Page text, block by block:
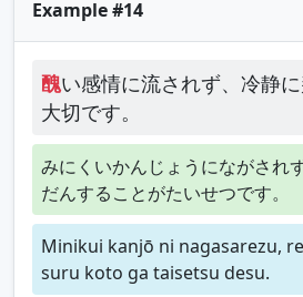
Example #14
醜い感情に流されず、冷静
大切です。
みにくいかんじょうにながされ
だんすることがたいせつです。
Minikui kanjō ni nagasarezu,
suru koto ga taisetsu desu.